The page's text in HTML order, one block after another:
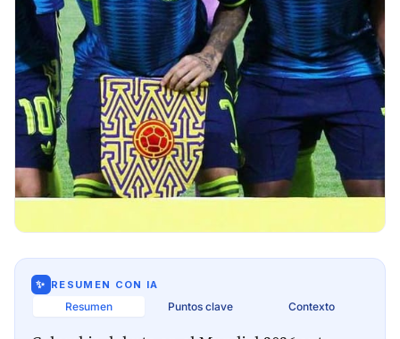
✨ RESUMEN CON IA
Resumen Puntos clave Contexto